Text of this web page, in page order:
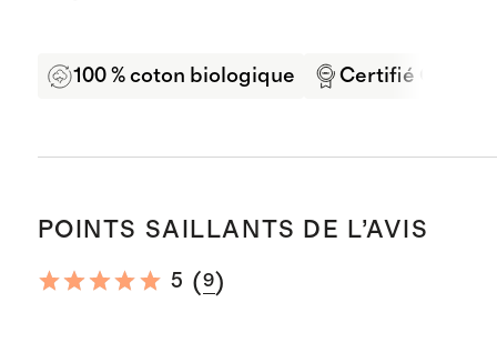
100 % coton biologique Certifié OEKO-
POINTS SAILLANTS DE L’AVIS
5 (9)